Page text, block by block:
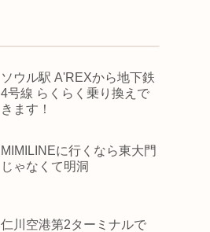
ソウル駅 A'REXから地下鉄
4号線 らくらく乗り換えで
きます！
MIMILINEに行くなら東大門
じゃなくて明洞
仁川空港第2ターミナルで